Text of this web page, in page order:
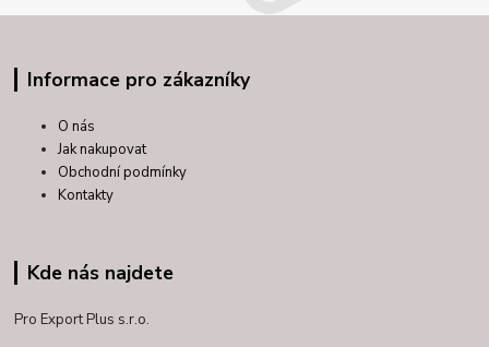
Informace pro zákazníky
O nás
Jak nakupovat
Obchodní podmínky
Kontakty
Kde nás najdete
Pro Export Plus s.r.o.